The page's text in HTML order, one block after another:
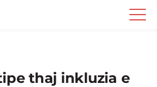
thaj inkluzia e